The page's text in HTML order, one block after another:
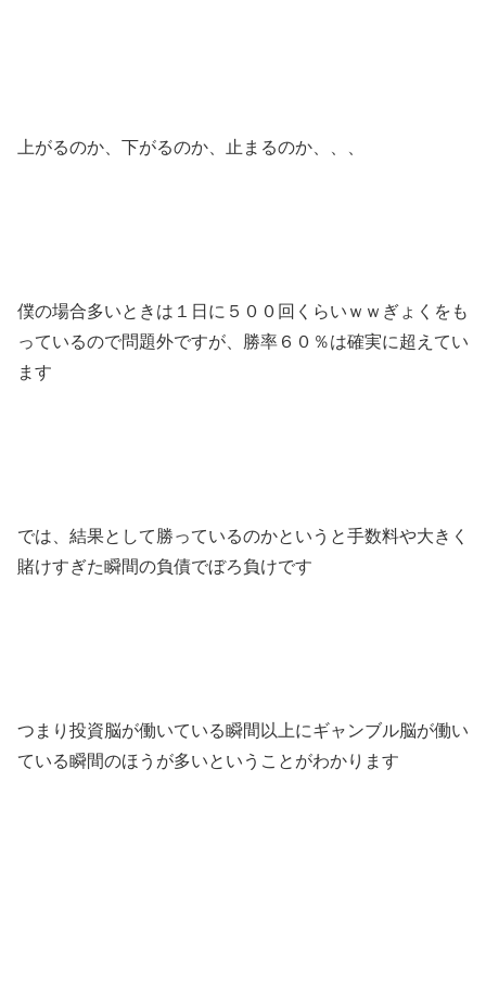
上がるのか、下がるのか、止まるのか、、、
僕の場合多いときは１日に５００回くらいｗｗぎょくをも
っているので問題外ですが、勝率６０％は確実に超えてい
ます
では、結果として勝っているのかというと手数料や大きく
賭けすぎた瞬間の負債でぼろ負けです
つまり投資脳が働いている瞬間以上にギャンブル脳が働い
ている瞬間のほうが多いということがわかります